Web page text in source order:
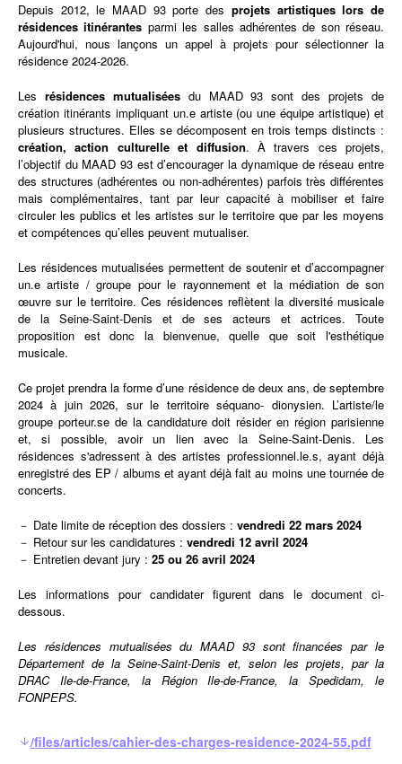
Depuis 2012, le MAAD 93 porte des projets artistiques lors de
résidences itinérantes parmi les salles adhérentes de son réseau.
Aujourd'hui, nous lançons un appel à projets pour sélectionner la
résidence 2024-2026.
Les résidences mutualiséesdu MAAD 93 sont des projets de
création itinérants impliquant un.e artiste (ou une équipe artistique) et
plusieurs structures. Elles se décomposent en trois temps distincts :
création, action culturelle et diffusion. À travers ces projets,
l’objectif du MAAD 93 est d’encourager la dynamique de réseau entre
des structures (adhérentes ou non-adhérentes) parfois très différentes
mais complémentaires, tant par leur capacité à mobiliser et faire
circuler les publics et les artistes sur le territoire que par les moyens
et compétences qu’elles peuvent mutualiser.
Les résidences mutualisées permettent de soutenir et d’accompagner
un.e artiste / groupe pour le rayonnement et la médiation de son
œuvre sur le territoire. Ces résidences reflètent la diversité musicale
de la Seine-Saint-Denis et de ses acteurs et actrices. Toute
proposition est donc la bienvenue, quelle que soit l'esthétique
musicale.
Ce projet prendra la forme d’une résidence de deux ans, de septembre
2024 à juin 2026, sur le territoire séquano- dionysien. L’artiste/le
groupe porteur.se de la candidature doit résider en région parisienne
et, si possible, avoir un lien avec la Seine-Saint-Denis. Les
résidences s'adressent à des artistes professionnel.le.s, ayant déjà
enregistré des EP / albums et ayant déjà fait au moins une tournée de
concerts.
－ Date limite de réception des dossiers : vendredi 22 mars 2024
－ Retour sur les candidatures : vendredi 12 avril 2024
－ Entretien devant jury : 25 ou 26 avril 2024
Les informations pour candidater figurent dans le document ci-
dessous.
Les résidences mutualisées du MAAD 93 sont financées par le
Département de la Seine-Saint-Denis et, selon les projets, par la
DRAC Ile-de-France, la Région Ile-de-France, la Spedidam, le
FONPEPS.
/files/articles/cahier-des-charges-residence-2024-55.pdf